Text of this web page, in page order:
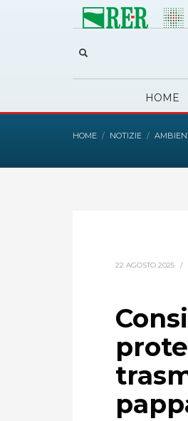
HOME
HOME NOTIZIE
22 AGOSTO 2025 /